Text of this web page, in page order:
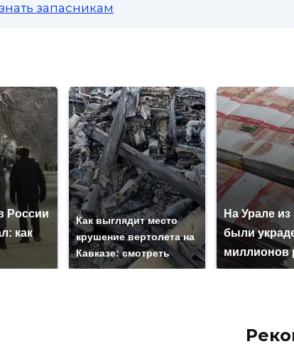
запасникам
России
как
Как выглядит место
крушение вертолета на
Кавказе: смотреть
На Урале из
были
миллионов